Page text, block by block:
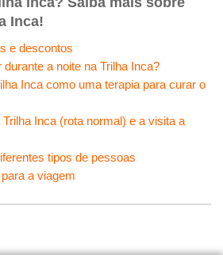
Inca!
e descontos
a noite na Trilha Inca?
Inca como uma terapia para curar o
Inca (rota normal) e a visita a
tipos de pessoas
a viagem